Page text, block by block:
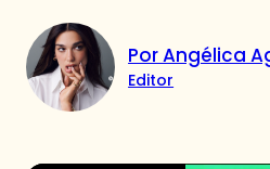
Por Angélica
Editor